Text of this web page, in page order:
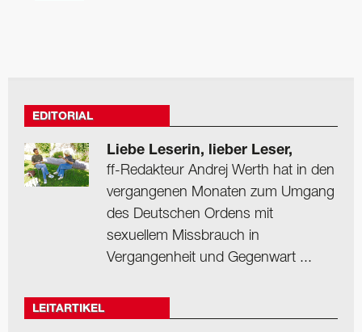
EDITORIAL
Liebe Leserin, lieber Leser,
ff-Redakteur Andrej Werth hat in den
vergangenen Monaten zum Umgang
des Deutschen Ordens mit
sexuellem Missbrauch in
Vergangenheit und Gegenwart ...
LEITARTIKEL